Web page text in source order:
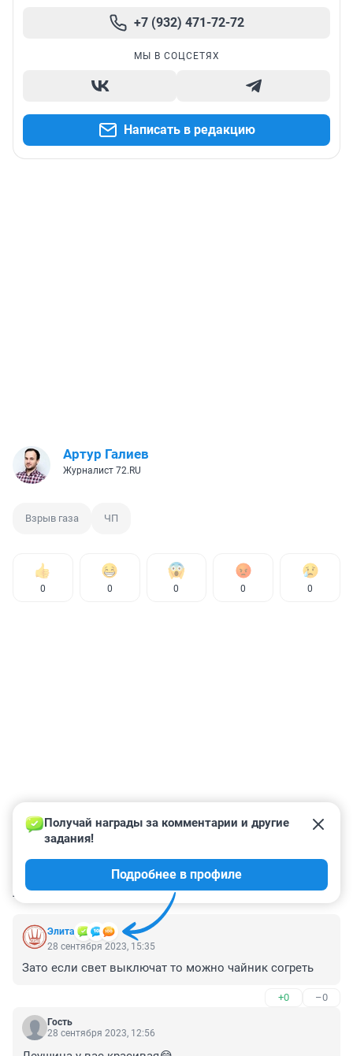
+7 (932) 471-72-72
МЫ В СОЦСЕТЯХ
Написать в редакцию
Артур Галиев
Журналист 72.RU
Взрыв газа ЧП
0 0 0 0 0
КОММЕНТАРИИ 7
Элита
Получай награды за комментарии и другие
задания!
Подробнее в профиле
28 сентября 2023, 15:35
Зато если свет выключат то можно чайник согреть
+0 –0
Гость
28 сентября 2023, 12:56